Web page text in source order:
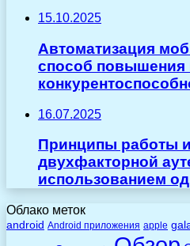
15.10.2025
Автоматизация
способ повышения
16.07.2025
Принципы работы
двухфакторной
использованием
Облако меток
android Android приложения apple